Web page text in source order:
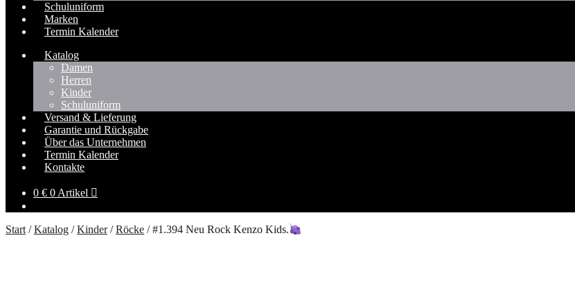
Schuluniform
Marken
Termin Kalender
Katalog
Damen
Herren
Kinder
Schuluniform
Versand & Lieferung
Garantie und Rückgabe
Über das Unternehmen
Termin Kalender
Kontakte
0 € 0 Artikel
Start /Katalog /Kinder/Röcke /#1.394 Neu Rock Kenzo Kids.